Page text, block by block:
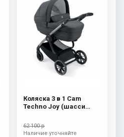
Коляска 3 в 1 Cam
Techno Joy (шасси
62 100 р
Наличие уточняйте